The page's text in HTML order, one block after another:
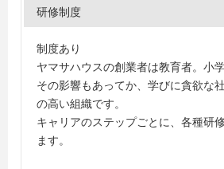
研修制度
制度あり
ヤマサハウスの創業者は教育者。小
その影響もあってか、学びに貪欲な
の高い組織です。
キャリアのステップごとに、各種研
ます。